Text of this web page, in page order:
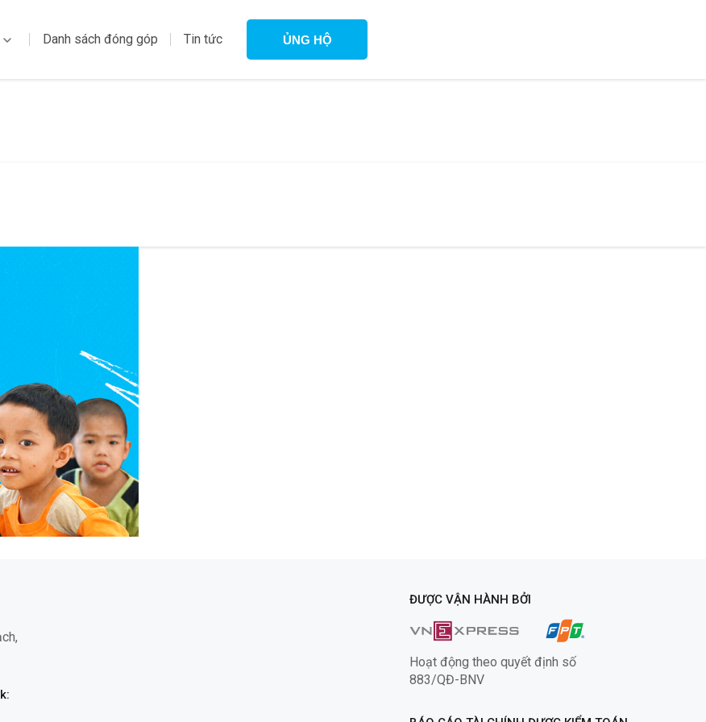
Danh sách đóng góp Tin tức ỦNG HỘ
ĐƯỢC VẬN HÀNH BỞI
Hoạt động theo quyết định số
883/QĐ-BNV